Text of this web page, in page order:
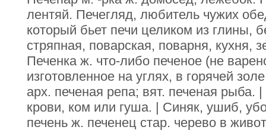
лентяй. Печегляд, любитель чужих
который бьет печи целиком из глины,
стряпная, поварская, поварня, кухня,
Печенка ж. что-либо печеное (не
изготовленное на углях, в горячей
арх. печеная репа; вят. печеная рыба.
крови, ком или гуша. | Синяк, ушиб,
печень ж. печенец стар. черево в